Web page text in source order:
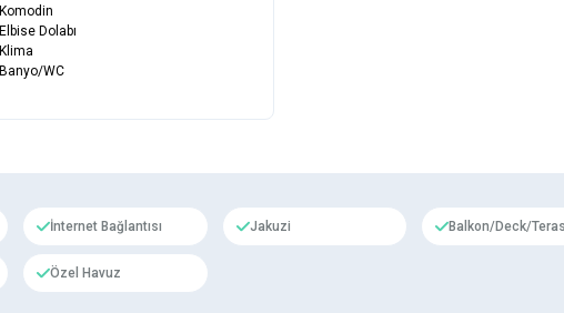
Komodin
Elbise Dolabı
Klima
Banyo/WC
İnternet Bağlantısı Jakuzi Balkon/Deck/
Özel Havuz